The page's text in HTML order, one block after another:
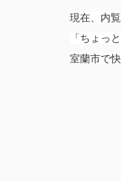
現在、内
「ちょっ
室蘭市で